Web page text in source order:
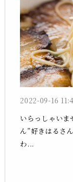
2022-09-16
いらっしゃい
ん”好きはるさ
わ...